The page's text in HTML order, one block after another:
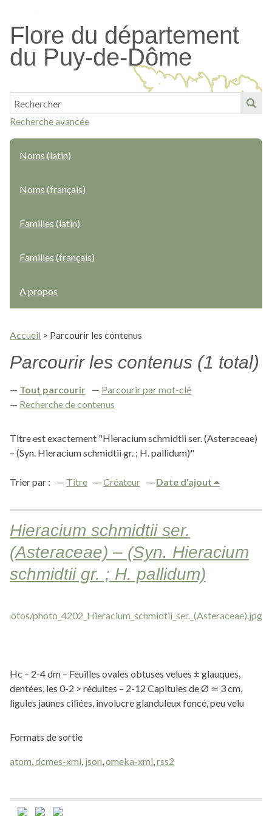
contenu
principal
Flore du département
du Puy-de-Dôme
Recherche avancée
Noms (latin)
Noms (français)
Familles (latin)
Familles (français)
A propos
Accueil > Parcourir les contenus
Parcourir les contenus (1 total)
Tout parcourir
Parcourir par mot-clé
Recherche de contenus
Titre est exactement "Hieracium schmidtii ser. (Asteraceae)
– (Syn. Hieracium schmidtii gr. ; H. pallidum)"
Trier par : Titre Créateur Date d'ajout
Hieracium schmidtii ser.
(Asteraceae) – (Syn. Hieracium
schmidtii gr. ; H. pallidum)
Hc – 2-4 dm – Feuilles ovales obtuses velues ± glauques,
dentées, les 0-2 > réduites – 2-12 Capitules de Ø ≃ 3 cm,
ligules jaunes ciliées, involucre glanduleux foncé, peu velu
Formats de sortie
atom,dcmes-xml, json,omeka-xml,rss2